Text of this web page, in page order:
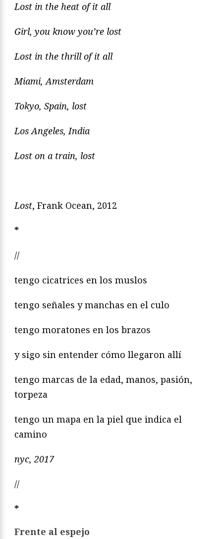
Lost in the heat of it all
Girl, you know you’re lost
Lost in the thrill of it all
Miami, Amsterdam
Tokyo, Spain, lost
Los Angeles, India
Lost on a train, lost
Lost, Frank Ocean, 2012
*
//
tengo cicatrices en los muslos
tengo señales y manchas en el culo
tengo moratones en los brazos
y sigo sin entender cómo llegaron allí
tengo marcas de la edad, manos, pasión,
torpeza
tengo un mapa en la piel que indica el
camino
nyc, 2017
//
*
Frente al espejo